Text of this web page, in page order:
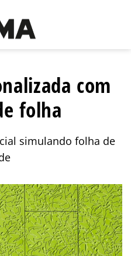
com
folha
simulando folha de